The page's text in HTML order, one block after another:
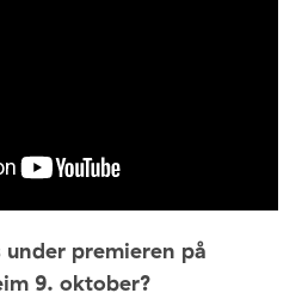
premieren på
9. oktober?